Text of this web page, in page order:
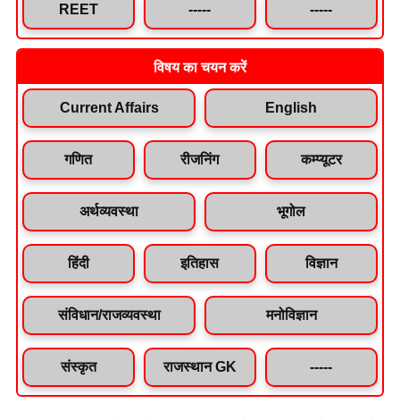
REET ----- -----
विषय का चयन करें
Current Affairs English
गणित रीजनिंग कम्प्यूटर
अर्थव्यवस्था भूगोल
हिंदी इतिहास विज्ञान
संविधान/राजव्यवस्था मनोविज्ञान
संस्कृत राजस्थान GK -----